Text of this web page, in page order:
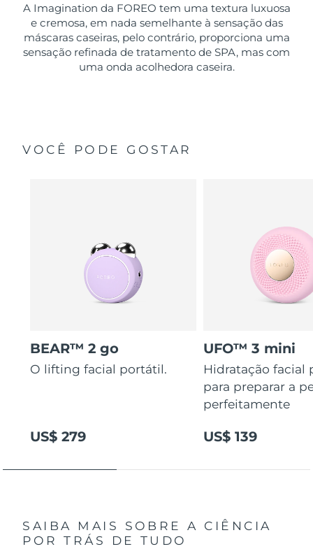
A Imagination da FOREO tem uma textura luxuosa
e cremosa, em nada semelhante à sensação das
máscaras caseiras, pelo contrário, proporciona uma
sensação refinada de tratamento de SPA, mas com
uma onda acolhedora caseira.
VOCÊ PODE GOSTAR
BEAR™ 2 go
O lifting facial portátil.
US$ 279
UFO™ 3 mini
Hidratação facial
para preparar a
perfeitamente
US$ 139
SAIBA MAIS SOBRE A CIÊNCIA
POR TRÁS DE TUDO